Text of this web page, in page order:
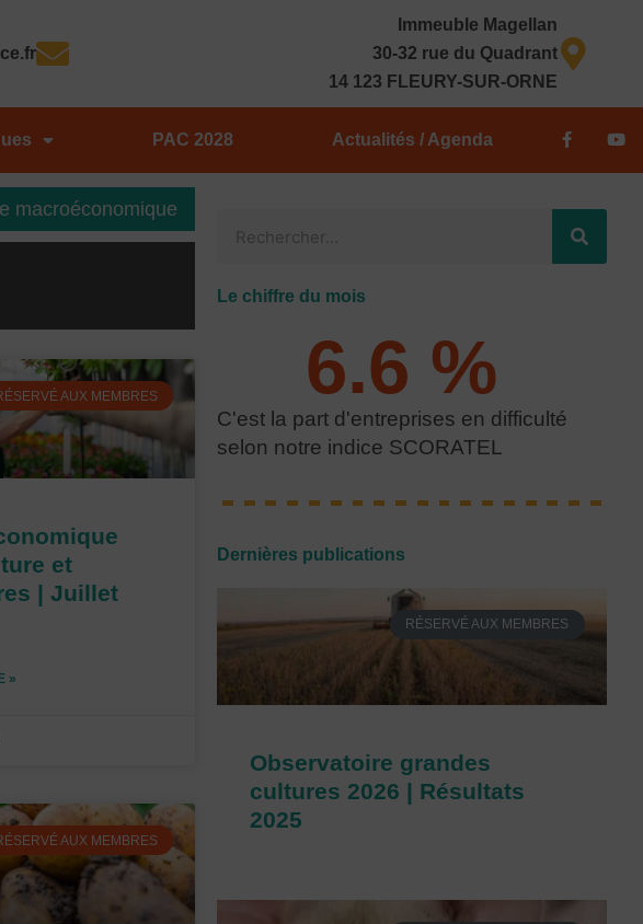
Immeuble Magellan
30-32 rue du Quadrant
14 123 FLEURY-SUR-ORNE
PAC 2028 Actualités / Agenda
F
a
o
o
k
-
Y
o
macroéconomique
AUX MEMBRES
et
| Juillet
»
AUX MEMBRES
h
h
e
Le chiffre du mois
C'est la part d'entreprises en difficulté
selon notre indice SCORATEL
6.6 %
Dernières publications
RÉSERVÉ AUX MEMBRES
Observatoire grandes
cultures 2026 | Résultats
2025